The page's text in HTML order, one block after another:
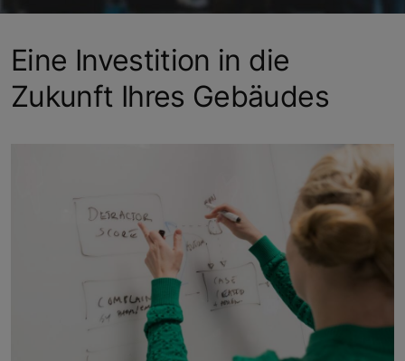
Eine Investition in die
Zukunft Ihres Gebäudes